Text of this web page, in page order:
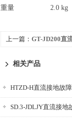
重量
2.0 kg
上一篇： GT-JD200直
相关产品
HTZD-H直流接地故
SD.3-JDLJY直流接地